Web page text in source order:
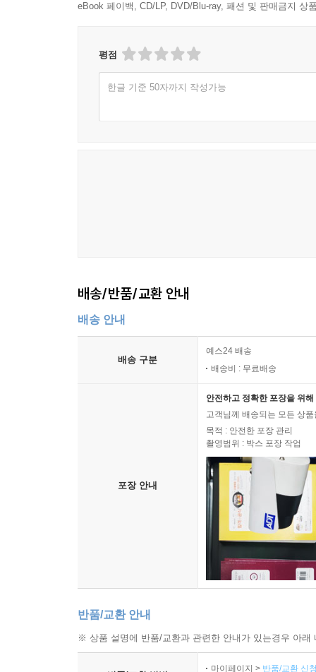
eBook 페이백, CD/LP, DVD/Blu-ray, 패션 및 판매금지 상
평점
한글 기준 50자까지 작성가능
배송/반품/교환 안내
배송 안내
배송 구분
예스24 배송
배송비 : 무료배송
포장 안내
안전하고 정확한 포장을 위
고객님께 배송되는 모든 상
목적 : 안전한 포장 관리
촬영범위 : 박스 포장 작업
반품/교환 안내
※ 상품 설명에 반품/교환과 관련한 안내가 있는경우 아
마이페이지 > 반품/교환 신